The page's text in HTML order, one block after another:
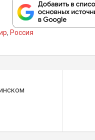
, Россия